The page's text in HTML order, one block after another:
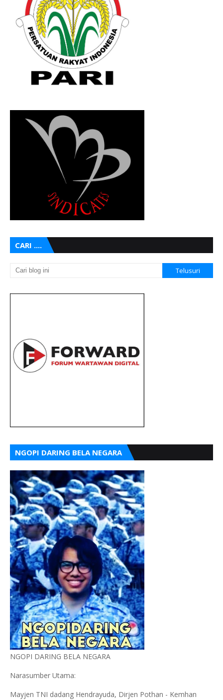
CARI ....
NGOPI DARING BELA NEGARA
NGOPI DARING BELA NEGARA
Narasumber Utama:
Mayjen TNI dadang Hendrayuda, Dirjen Pothan - Kemhan